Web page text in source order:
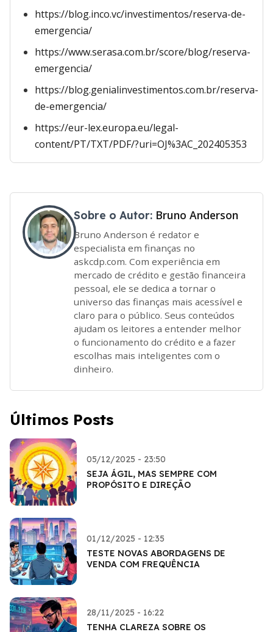
https://blog.inco.vc/investimentos/reserva-de-
emergencia/
https://www.serasa.com.br/score/blog/reserva-
emergencia/
https://blog.genialinvestimentos.com.br/reserva-
de-emergencia/
https://eur-lex.europa.eu/legal-
content/PT/TXT/PDF/?uri=OJ%3AC_202405353
Sobre o Autor: Bruno Anderson
Bruno Anderson é redator e
especialista em finanças no
askcdp.com. Com experiência em
mercado de crédito e gestão financeira
pessoal, ele se dedica a tornar o
universo das finanças mais acessível e
claro para o público. Seus conteúdos
ajudam os leitores a entender melhor
o funcionamento do crédito e a fazer
escolhas mais inteligentes com o
dinheiro.
Últimos Posts
05/12/2025 - 23:50
SEJA ÁGIL, MAS SEMPRE COM
PROPÓSITO E DIREÇÃO
01/12/2025 - 12:35
TESTE NOVAS ABORDAGENS DE
VENDA COM FREQUÊNCIA
28/11/2025 - 16:22
TENHA CLAREZA SOBRE OS